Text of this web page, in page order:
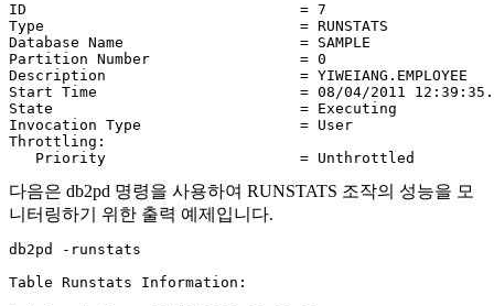
ID                               = 7
Type                             = RUNSTATS
Database Name                    = SAMPLE
Partition Number                 = 0
Description                      = YIWEIANG.EMPLOYEE
Start Time                       = 08/04/2011
State                            = Executing
Invocation Type                  = User
Throttling:
   Priority                      = Unthrottled
다음은 db2pd 명령을 사용하여 RUNSTATS 조작의 성능을 모
니터링하기 위한 출력 예제입니다.
db2pd -runstats
Table Runstats Information: